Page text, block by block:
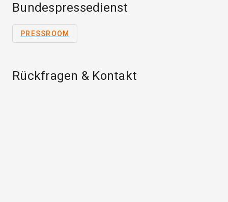
Bundespressedienst
PRESSROOM
Rückfragen & Kontakt